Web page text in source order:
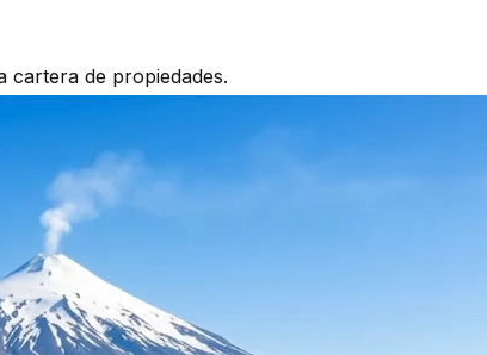
de propiedades.